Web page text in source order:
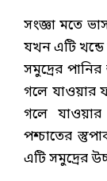
সংজ্ঞা মতে
যখন এটি
সমুদ্রের
গলে যাওয়ার
গলে
পশ্চাতের
এটি সমুদ্রের